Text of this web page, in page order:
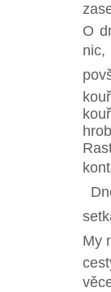
O
nic,
My